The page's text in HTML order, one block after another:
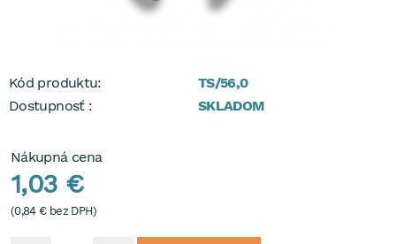
Kód produktu:
TS/56,0
Dostupnosť :
SKLADOM
Nákupná cena
1,03 €
(0,84 €bez DPH)